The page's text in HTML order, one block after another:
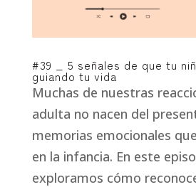
#39 _ 5 señales de que tu
guiando tu vida
Muchas de nuestras
adulta no nacen del
memorias emocionales
en la infancia. En este
exploramos cómo